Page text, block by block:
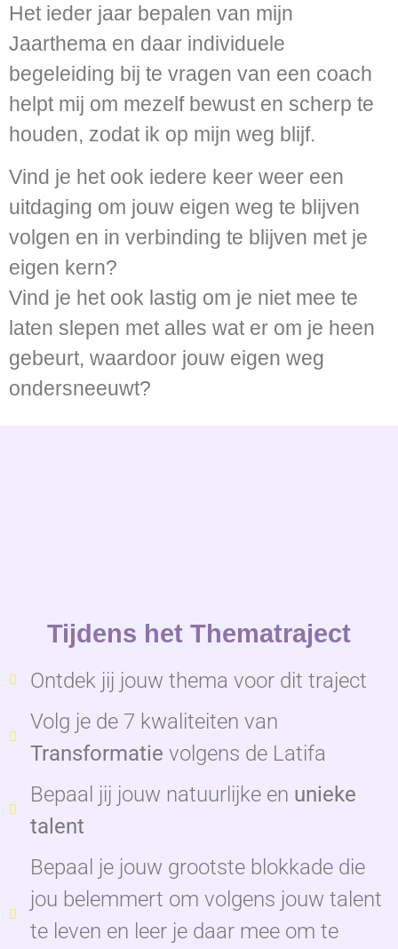
Het ieder jaar bepalen van mijn
Jaarthema en daar individuele
begeleiding bij te vragen van een coach
helpt mij om mezelf bewust en scherp te
houden, zodat ik op mijn weg blijf.
Vind je het ook iedere keer weer een
uitdaging om jouw eigen weg te blijven
volgen en in verbinding te blijven met je
eigen kern?
Vind je het ook lastig om je niet mee te
laten slepen met alles wat er om je heen
gebeurt, waardoor jouw eigen weg
ondersneeuwt?
Tijdens het Thematraject
Ontdek jij jouw thema voor dit traject
Volg je de 7 kwaliteiten van
Transformatie volgens de Latifa
Bepaal jij jouw natuurlijke en unieke
talent
Bepaal je jouw grootste blokkade die
jou belemmert om volgens jouw talent
te leven en leer je daar mee om te